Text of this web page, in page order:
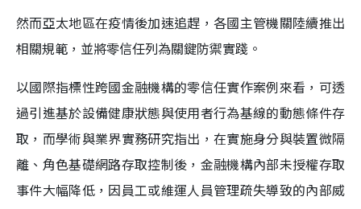
然而亞太地區在疫情後加速追趕，各國主管機關陸續推出
相關規範，並將零信任列為關鍵防禦實踐。
以國際指標性跨國金融機構的零信任實作案例來看，可透
過引進基於設備健康狀態與使用者行為基線的動態條件存
取，而學術與業界實務研究指出，在實施身分與裝置微隔
離、角色基礎網路存取控制後，金融機構內部未授權存取
事件大幅降低，因員工或維運人員管理疏失導致的內部威